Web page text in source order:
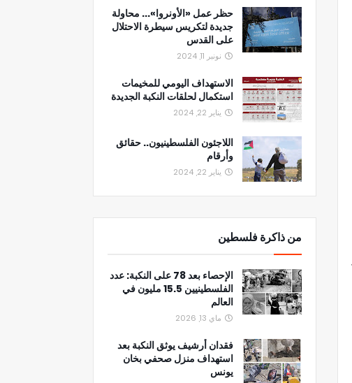
حظر عمل «الأونروا»... محاولة
جديدة لتكريس سيطرة الاحتلال
على القدس
نونبر 11, 2024
الاستهداف اليومي للمخيمات
استكمال لحلقات النكبة الجديدة
يناير 22, 2024
اللاجئون الفلسطينيون.. حقائق
وأرقام
يناير 22, 2024
من ذاكرة فلسطين
الإحصاء بعد 78 على النكبة: عدد
الفلسطينيين 15.5 مليون في
العالم
ماي 13, 2026
فقدان أرشيف يوثق النكبة بعد
استهداف منزل صحفي بخان
يونس